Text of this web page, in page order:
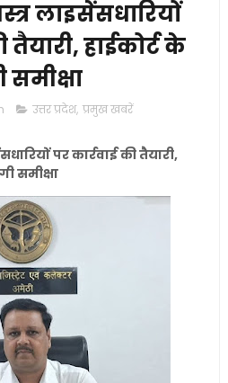
लाइसेंसधारियों
तैयारी, हाईकोर्ट के
समीक्षा
उत्तर प्रदेश, प्रमुख खबरें
पर कार्रवाई की तैयारी,
समीक्षा